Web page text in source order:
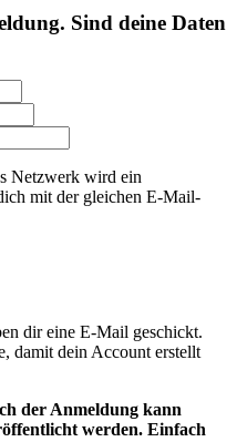
Sind deine Daten
Netzwerk wird ein
mit der gleichen E-Mail-
dir eine E-Mail geschickt.
damit dein Account erstellt
der Anmeldung kann
werden. Einfach